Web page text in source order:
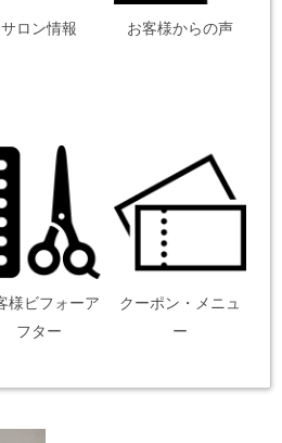
サロン情報 お客様からの声
様ビフォーア
フター
クーポン・メニュ
ー